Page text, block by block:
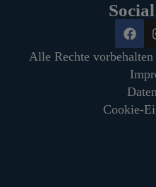
Alle Rechte
Cookie-